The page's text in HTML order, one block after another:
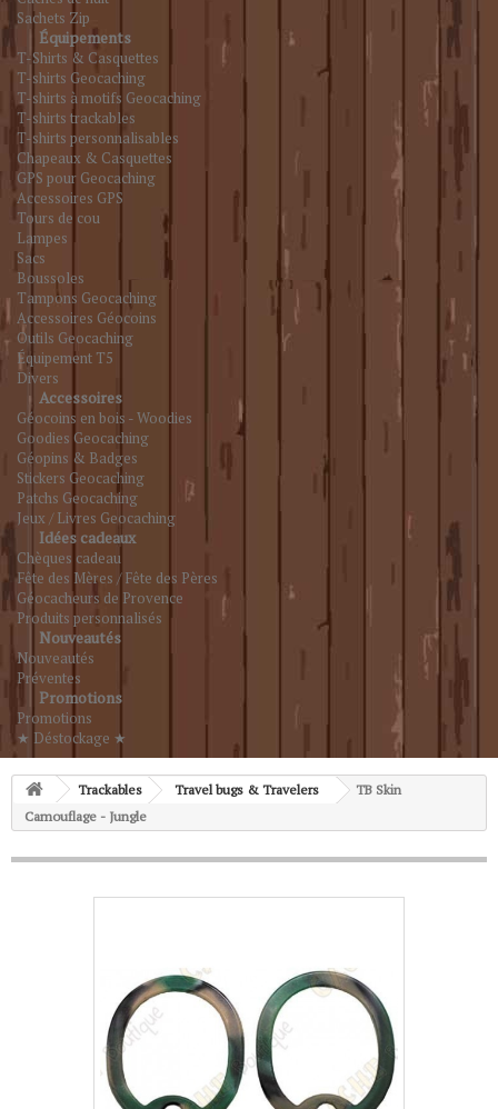
Sachets Zip
Équipements
T-Shirts & Casquettes
T-shirts Geocaching
T-shirts à motifs Geocaching
T-shirts trackables
T-shirts personnalisables
Chapeaux & Casquettes
GPS pour Geocaching
Accessoires GPS
Tours de cou
Lampes
Sacs
Boussoles
Tampons Geocaching
Accessoires Géocoins
Outils Geocaching
Équipement T5
Divers
Accessoires
Géocoins en bois - Woodies
Goodies Geocaching
Géopins & Badges
Stickers Geocaching
Patchs Geocaching
Jeux / Livres Geocaching
Idées cadeaux
Chèques cadeau
Fête des Mères / Fête des Pères
Géocacheurs de Provence
Produits personnalisés
Nouveautés
Nouveautés
Préventes
Promotions
Promotions
★ Déstockage ★
Trackables Travel bugs & Travelers
TB Skin
Camouflage - Jungle